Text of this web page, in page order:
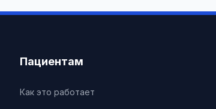
Пациентам
Как это работает